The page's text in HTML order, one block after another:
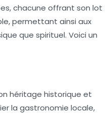
chacune offrant son lot
permettant ainsi aux
que spirituel. Voici un
héritage historique et
la gastronomie locale,